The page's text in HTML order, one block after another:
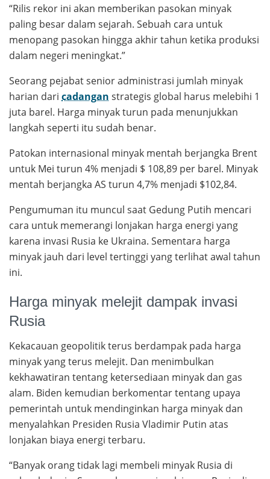
“Rilis rekor ini akan memberikan pasokan minyak
paling besar dalam sejarah. Sebuah cara untuk
menopang pasokan hingga akhir tahun ketika produksi
dalam negeri meningkat.”
Seorang pejabat senior administrasi jumlah minyak
harian dari cadangan strategis global harus melebihi 1
juta barel. Harga minyak turun pada menunjukkan
langkah seperti itu sudah benar.
Patokan internasional minyak mentah berjangka Brent
untuk Mei turun 4% menjadi $ 108,89 per barel. Minyak
mentah berjangka AS turun 4,7% menjadi $102,84.
Pengumuman itu muncul saat Gedung Putih mencari
cara untuk memerangi lonjakan harga energi yang
karena invasi Rusia ke Ukraina. Sementara harga
minyak jauh dari level tertinggi yang terlihat awal tahun
ini.
Harga minyak melejit dampak invasi
Rusia
Kekacauan geopolitik terus berdampak pada harga
minyak yang terus melejit. Dan menimbulkan
kekhawatiran tentang ketersediaan minyak dan gas
alam. Biden kemudian berkomentar tentang upaya
pemerintah untuk mendinginkan harga minyak dan
menyalahkan Presiden Rusia Vladimir Putin atas
lonjakan biaya energi terbaru.
“Banyak orang tidak lagi membeli minyak Rusia di